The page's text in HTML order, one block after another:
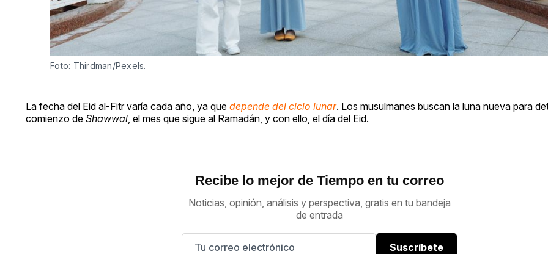
Foto: Thirdman/Pexels.
La fecha del Eid al-Fitr varía cada año, ya que depende del ciclo lunar. Los musulmanes buscan la luna nueva para
comienzo de Shawwal, el mes que sigue al Ramadán, y con ello, el día del Eid.
Recibe lo mejor de Tiempo en tu correo
Noticias, opinión, análisis y perspectiva, gratis en tu bandeja
de entrada
Suscríbete